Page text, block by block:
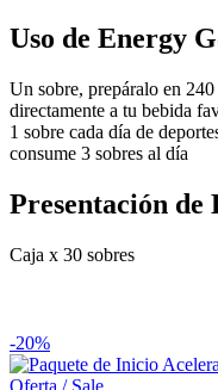
Uso de Energy
Un sobre, prepáralo en
directamente a tu bebida
1 sobre cada día de
consume 3 sobres al día
Presentación de
Caja x 30 sobres
-20%